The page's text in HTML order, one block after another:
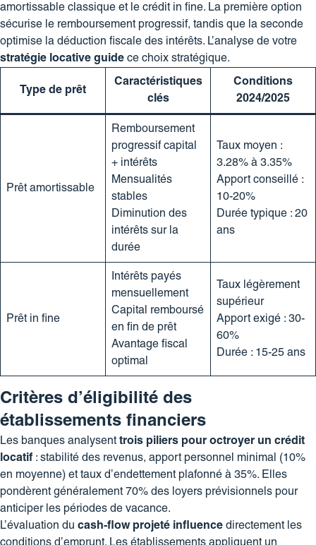
amortissable classique et le crédit in fine. La première option
sécurise le remboursement progressif, tandis que la seconde
optimise la déduction fiscale des intérêts. L’analyse de votre
stratégie locative guide ce choix stratégique.
Type de prêt
Caractéristiques
clés
Conditions
2024/2025
Prêt amortissable
Remboursement
progressif capital
+ intérêts
Mensualités
stables
Diminution des
intérêts sur la
durée
Taux moyen :
3.28% à 3.35%
Apport conseillé :
10-20%
Durée typique : 20
ans
Prêt in fine
Intérêts payés
mensuellement
Capital remboursé
en fin de prêt
Avantage fiscal
optimal
Taux légèrement
supérieur
Apport exigé : 30-
60%
Durée : 15-25 ans
Critères d’éligibilité des
établissements financiers
Les banques analysenttrois piliers pour octroyer un crédit
locatif : stabilité des revenus, apport personnel minimal (10%
en moyenne) et taux d’endettement plafonné à 35%. Elles
pondèrent généralement 70% des loyers prévisionnels pour
anticiper les périodes de vacance.
L’évaluation du cash-flow projeté influence directement les